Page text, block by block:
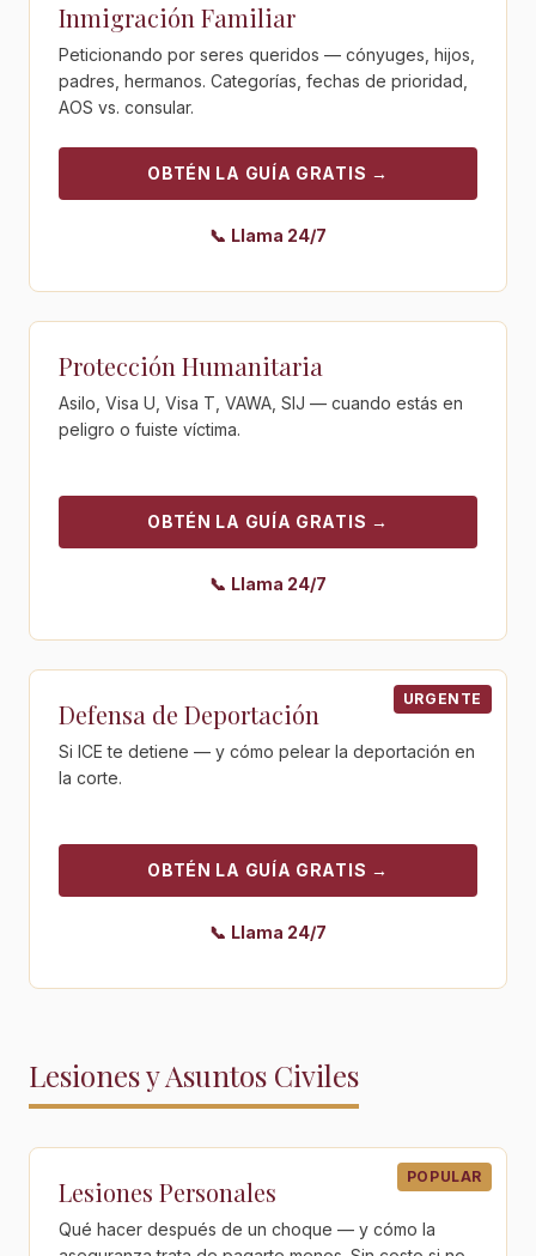
Inmigración Familiar
Peticionando por seres queridos — cónyuges, hijos,
padres, hermanos. Categorías, fechas de prioridad,
AOS vs. consular.
OBTÉN LA GUÍA GRATIS →
📞 Llama 24/7
Obtén la guía gratis - Protección Humanitaria
Protección Humanitaria
Asilo, Visa U, Visa T, VAWA, SIJ — cuando estás en
peligro o fuiste víctima.
OBTÉN LA GUÍA GRATIS →
📞 Llama 24/7
Obtén la guía gratis - Defensa de Deportación
URGENTE
Defensa de Deportación
Si ICE te detiene — y cómo pelear la deportación en
la corte.
OBTÉN LA GUÍA GRATIS →
📞 Llama 24/7
Lesiones y Asuntos Civiles
Obtén la guía gratis - Lesiones Personales
POPULAR
Lesiones Personales
Qué hacer después de un choque — y cómo la